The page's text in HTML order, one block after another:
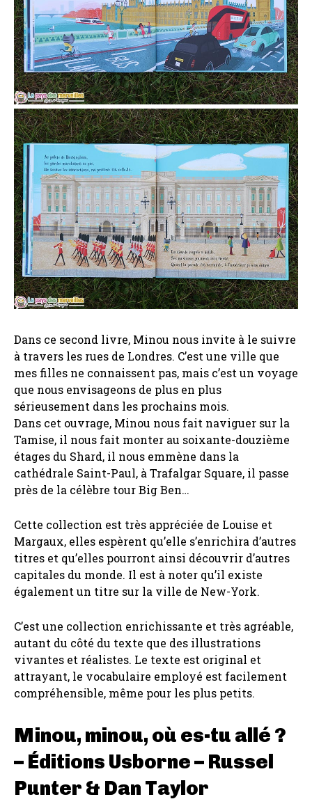
Dans ce second livre, Minou nous invite à le suivre
à travers les rues de Londres. C’est une ville que
mes filles ne connaissent pas, mais c’est un voyage
que nous envisageons de plus en plus
sérieusement dans les prochains mois.
Dans cet ouvrage, Minou nous fait naviguer sur la
Tamise, il nous fait monter au soixante-douzième
étages du Shard, il nous emmène dans la
cathédrale Saint-Paul, à Trafalgar Square, il passe
près de la célèbre tour Big Ben…
Cette collection est très appréciée de Louise et
Margaux, elles espèrent qu’elle s’enrichira d’autres
titres et qu’elles pourront ainsi découvrir d’autres
capitales du monde. Il est à noter qu’il existe
également un titre sur la ville de New-York.
C’est une collection enrichissante et très agréable,
autant du côté du texte que des illustrations
vivantes et réalistes. Le texte est original et
attrayant, le vocabulaire employé est facilement
compréhensible, même pour les plus petits.
Minou, minou, où es-tu allé ?
– Éditions Usborne – Russel
Punter & Dan Taylor